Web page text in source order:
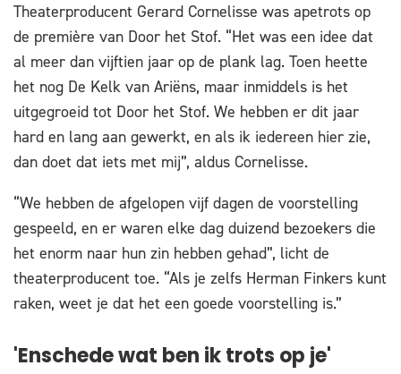
Theaterproducent Gerard Cornelisse was apetrots op
de première van Door het Stof. “Het was een idee dat
al meer dan vijftien jaar op de plank lag. Toen heette
het nog De Kelk van Ariëns, maar inmiddels is het
uitgegroeid tot Door het Stof. We hebben er dit jaar
hard en lang aan gewerkt, en als ik iedereen hier zie,
dan doet dat iets met mij”, aldus Cornelisse.
“We hebben de afgelopen vijf dagen de voorstelling
gespeeld, en er waren elke dag duizend bezoekers die
het enorm naar hun zin hebben gehad”, licht de
theaterproducent toe. “Als je zelfs Herman Finkers kunt
raken, weet je dat het een goede voorstelling is.”
'Enschede wat ben ik trots op je'